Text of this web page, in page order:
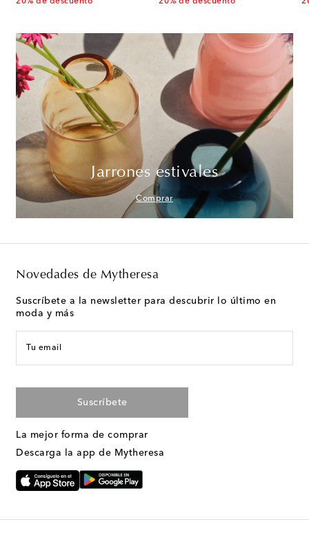
Jarrones estivales
Comprar
Novedades de Mytheresa
Suscríbete a la newsletter para descubrir lo último en
moda y más
Tu email
Suscríbete
La mejor forma de comprar
Descarga la app de Mytheresa